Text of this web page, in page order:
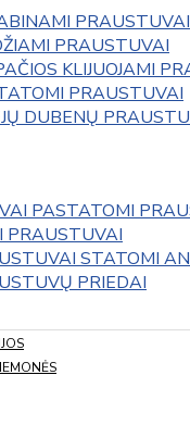
PRAUSTUVAI
PRAUSTUVAI
KLIJUOJAMI
PRAUSTUVAI
DUBENŲ
PASTATOMI
PRAUSTUVAI
STATOMI
PRIEDAI